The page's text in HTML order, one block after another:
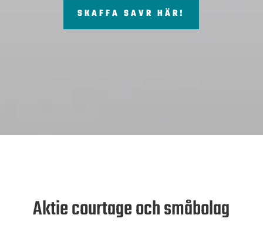
SKAFFA SAVR HÄR!
Aktie courtage och småbolag